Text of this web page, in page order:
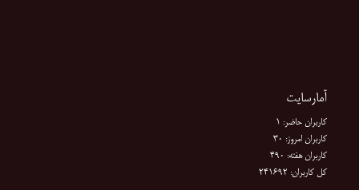
آمارسایت
کاربران حاضر: 1
کاربران امروز: 30
کاربران هفته: 490
کل کاربران: 241692